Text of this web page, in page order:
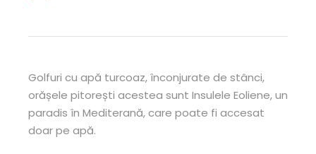
Golfuri cu apă turcoaz, înconjurate de stânci,
orășele pitorești acestea sunt Insulele Eoliene, un
paradis în Mediterană, care poate fi accesat
doar pe apă.